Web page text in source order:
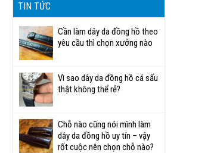
TIN TỨC
Cần làm dây da đồng hồ theo
yêu cầu thì chọn xưởng nào
Vì sao dây da đồng hồ cá sấu
thật không thể rẻ?
Chỗ nào cũng nói mình làm
dây da đồng hồ uy tín – vậy
rốt cuộc nên chọn chỗ nào?